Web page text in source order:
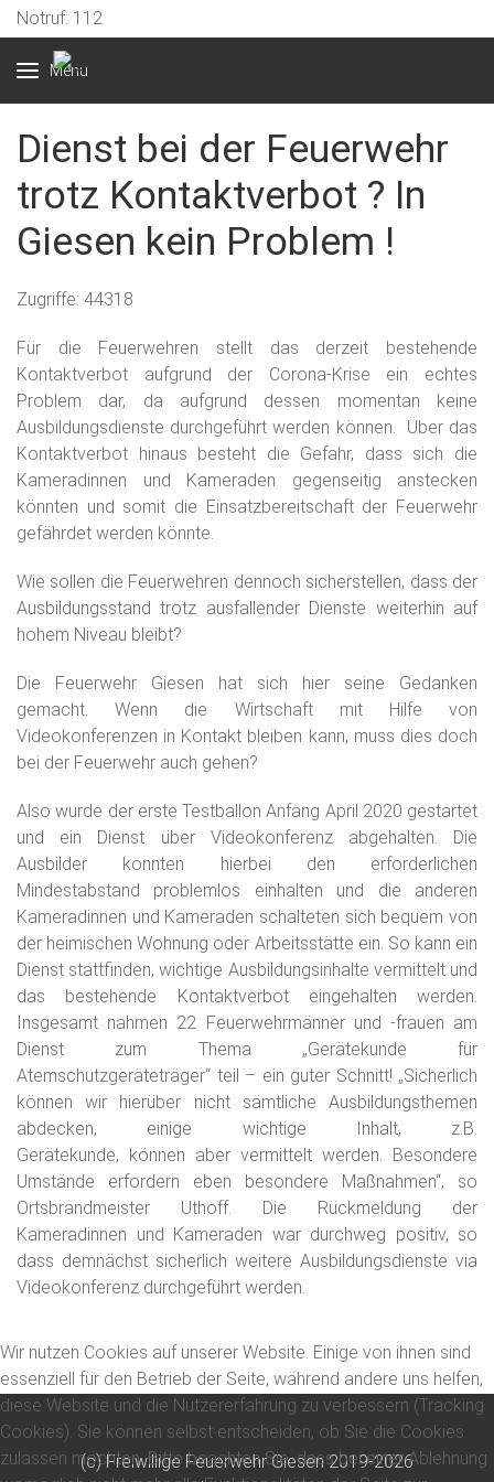
Notruf: 112
Menu
Dienst bei der Feuerwehr
trotz Kontaktverbot ? In
Giesen kein Problem !
Zugriffe: 44318
Für die Feuerwehren stellt das derzeit bestehende
Kontaktverbot aufgrund der Corona-Krise ein echtes
Problem dar, da aufgrund dessen momentan keine
Ausbildungsdienste durchgeführt werden können. Über das
Kontaktverbot hinaus besteht die Gefahr, dass sich die
Kameradinnen und Kameraden gegenseitig anstecken
könnten und somit die Einsatzbereitschaft der Feuerwehr
gefährdet werden könnte.
Wie sollen die Feuerwehren dennoch sicherstellen, dass der
Ausbildungsstand trotz ausfallender Dienste weiterhin auf
hohem Niveau bleibt?
Die Feuerwehr Giesen hat sich hier seine Gedanken
gemacht. Wenn die Wirtschaft mit Hilfe von
Videokonferenzen in Kontakt bleiben kann, muss dies doch
bei der Feuerwehr auch gehen?
Also wurde der erste Testballon Anfang April 2020 gestartet
und ein Dienst über Videokonferenz abgehalten. Die
Ausbilder konnten hierbei den erforderlichen
Mindestabstand problemlos einhalten und die anderen
Kameradinnen und Kameraden schalteten sich bequem von
der heimischen Wohnung oder Arbeitsstätte ein. So kann ein
Dienst stattfinden, wichtige Ausbildungsinhalte vermittelt und
das bestehende Kontaktverbot eingehalten werden.
Insgesamt nahmen 22 Feuerwehrmänner und -frauen am
Dienst zum Thema „Gerätekunde für
Atemschutzgeräteträger“ teil – ein guter Schnitt! „Sicherlich
können wir hierüber nicht sämtliche Ausbildungsthemen
abdecken, einige wichtige Inhalt, z.B.
Gerätekunde, können aber vermittelt werden. Besondere
Umstände erfordern eben besondere Maßnahmen“, so
Ortsbrandmeister Uthoff. Die Rückmeldung der
Kameradinnen und Kameraden war durchweg positiv, so
dass demnächst sicherlich weitere Ausbildungsdienste via
Videokonferenz durchgeführt werden.
(c) Freiwillige Feuerwehr Giesen 2019-2026
Wir nutzen Cookies auf unserer Website. Einige von ihnen sind
essenziell für den Betrieb der Seite, während andere uns helfen,
diese Website und die Nutzererfahrung zu verbessern (Tracking
Cookies). Sie können selbst entscheiden, ob Sie die Cookies
zulassen möchten. Bitte beachten Sie, dass bei einer Ablehnung